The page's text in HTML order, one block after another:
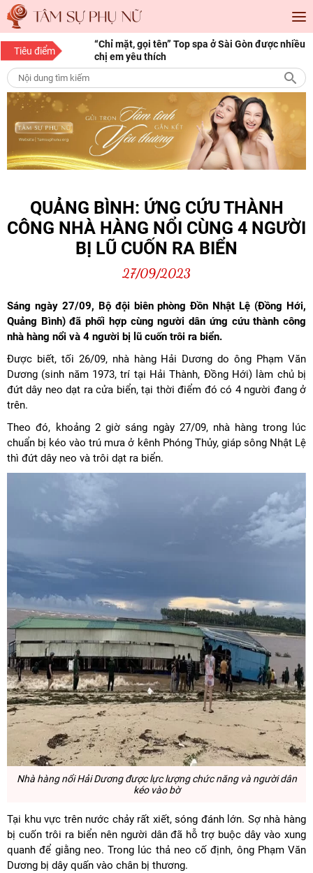
Tiêu điểm
“Chỉ mặt, gọi tên” Top spa ở Sài Gòn được nhiều
chị em yêu thích
“Save” ngay địa chỉ làm tóc đẹp Sài Gòn cho
10 bí quyết làm đẹp cho nàng mọi độ tuổi
15 bí quyết làm đẹp da mặt từ thiên nhiên giúp
nàng luôn tươi trẻ
QUẢNG BÌNH: ỨNG CỨU THÀNH
CÔNG NHÀ HÀNG NỔI CÙNG 4 NGƯỜI
BỊ LŨ CUỐN RA BIỂN
27/09/2023
Sáng ngày 27/09, Bộ đội biên phòng Đồn Nhật Lệ (Đồng Hới,
Quảng Bình) đã phối hợp cùng người dân ứng cứu thành công
nhà hàng nổi và 4 người bị lũ cuốn trôi ra biển.
Được biết, tối 26/09, nhà hàng Hải Dương do ông Phạm Văn
Dương (sinh năm 1973, trí tại Hải Thành, Đồng Hới) làm chủ bị
đứt dây neo dạt ra cửa biển, tại thời điểm đó có 4 người đang ở
trên.
Theo đó, khoảng 2 giờ sáng ngày 27/09, nhà hàng trong lúc
chuẩn bị kéo vào trú mưa ở kênh Phóng Thủy, giáp sông Nhật Lệ
thì đứt dây neo và trôi dạt ra biển.
Nhà hàng nổi Hải Dương được lực lượng chức năng và người dân
kéo vào bờ
Tại khu vực trên nước chảy rất xiết, sóng đánh lớn. Sợ nhà hàng
bị cuốn trôi ra biển nên người dân đã hỗ trợ buộc dây vào xung
quanh để giằng neo. Trong lúc thả neo cố định, ông Phạm Văn
Dương bị dây quấn vào chân bị thương.